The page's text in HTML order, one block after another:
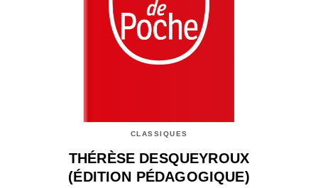
CLASSIQUES
THÉRÈSE DESQUEYROUX
(ÉDITION PÉDAGOGIQUE)